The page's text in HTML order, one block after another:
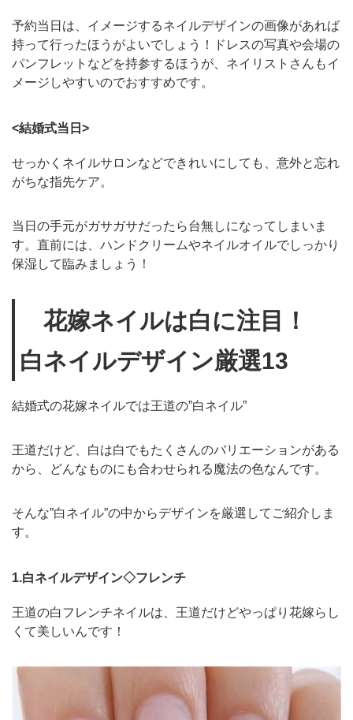
予約当日は、イメージするネイルデザインの画像があれば
持って行ったほうがよいでしょう！ドレスの写真や会場の
パンフレットなどを持参するほうが、ネイリストさんもイ
メージしやすいのでおすすめです。
<結婚式当日>
せっかくネイルサロンなどできれいにしても、意外と忘れ
がちな指先ケア。
当日の手元がガサガサだったら台無しになってしまいま
す。直前には、ハンドクリームやネイルオイルでしっかり
保湿して臨みましょう！
花嫁ネイルは白に注目！
白ネイルデザイン厳選13
結婚式の花嫁ネイルでは王道の”白ネイル”
王道だけど、白は白でもたくさんのバリエーションがある
から、どんなものにも合わせられる魔法の色なんです。
そんな”白ネイル”の中からデザインを厳選してご紹介しま
す。
1.白ネイルデザイン◇フレンチ
王道の白フレンチネイルは、王道だけどやっぱり花嫁らし
くて美しいんです！